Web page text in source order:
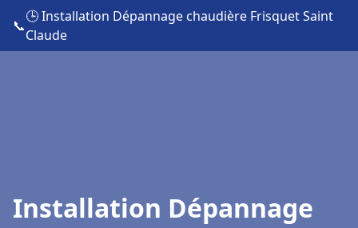
📞
🕒 Installation Dépannage chaudière Frisquet Saint
Claude
Installation Dépannage